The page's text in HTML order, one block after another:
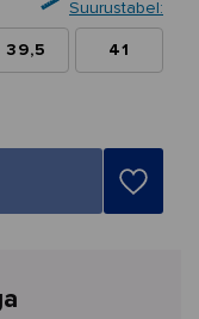
Suurustabel:
39,5 41